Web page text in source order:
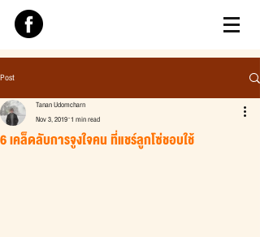
Post
6 เคล็ดลับการจูงใจคน ที่แชร์ลูกโซ่ชอบใช้
Tanan Udomcharn
Nov 3, 2019 1 min read